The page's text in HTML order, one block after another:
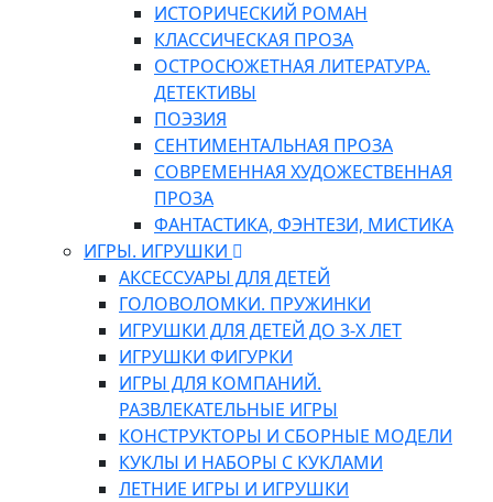
ИСТОРИЧЕСКИЙ РОМАН
КЛАССИЧЕСКАЯ ПРОЗА
ОСТРОСЮЖЕТНАЯ ЛИТЕРАТУРА.
ДЕТЕКТИВЫ
ПОЭЗИЯ
СЕНТИМЕНТАЛЬНАЯ ПРОЗА
СОВРЕМЕННАЯ ХУДОЖЕСТВЕННАЯ
ПРОЗА
ФАНТАСТИКА, ФЭНТЕЗИ, МИСТИКА
ИГРЫ. ИГРУШКИ
АКСЕССУАРЫ ДЛЯ ДЕТЕЙ
ГОЛОВОЛОМКИ. ПРУЖИНКИ
ИГРУШКИ ДЛЯ ДЕТЕЙ ДО 3-Х ЛЕТ
ИГРУШКИ ФИГУРКИ
ИГРЫ ДЛЯ КОМПАНИЙ.
РАЗВЛЕКАТЕЛЬНЫЕ ИГРЫ
КОНСТРУКТОРЫ И СБОРНЫЕ МОДЕЛИ
КУКЛЫ И НАБОРЫ С КУКЛАМИ
ЛЕТНИЕ ИГРЫ И ИГРУШКИ